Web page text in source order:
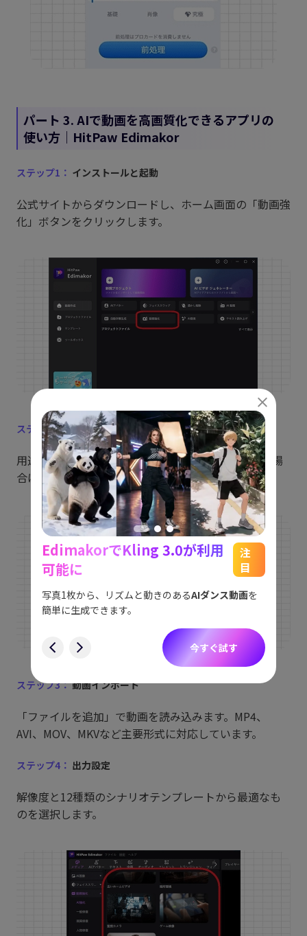
パート 3. AIで動画を高画質化できるアプリの
使い方｜HitPaw Edimakor
ステップ1： インストールと起動
公式サイトからダウンロードし、ホーム画面の「動画強
化」ボタンをクリックします。
ステップ2：AIモード選択
用途に応じて5つのAIモデルから選択します。迷った場
合は「AI強化」を選べば自動判断されます。
ステップ3：動画インポート
「ファイルを追加」で動画を読み込みます。MP4、
AVI、MOV、MKVなど主要形式に対応しています。
ステップ4： 出力設定
解像度と12種類のシナリオテンプレートから最適なも
のを選択します。
EdimakorでKling 3.0が利用
可能に
注
目
写真1枚から、リズムと動きのあるAIダンス動画を
簡単に生成できます。
今すぐ試す